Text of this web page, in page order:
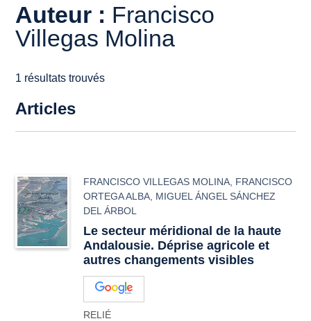
Auteur : Francisco
Villegas Molina
1 résultats trouvés
Articles
FRANCISCO VILLEGAS MOLINA FRANCISCO
ORTEGA ALBA MIGUEL ÁNGEL SÁNCHEZ
DEL ÁRBOL
Le secteur méridional de la haute
Andalousie. Déprise agricole et
autres changements visibles
RELIÉ